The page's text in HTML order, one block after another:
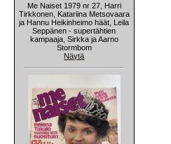
Me Naiset 1979 nr 27, Harri
Tirkkonen, Katariina Metsovaara
ja Hannu Heikinheimo häät, Leila
Seppänen - supertähtien
kampaaja, Sirkka ja Aarno
Stormbom
Näytä